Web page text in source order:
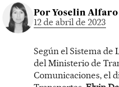
Por Yoselin
12 de abril de 2023
Según el Sistema de
del Ministerio de
Comunicaciones, el